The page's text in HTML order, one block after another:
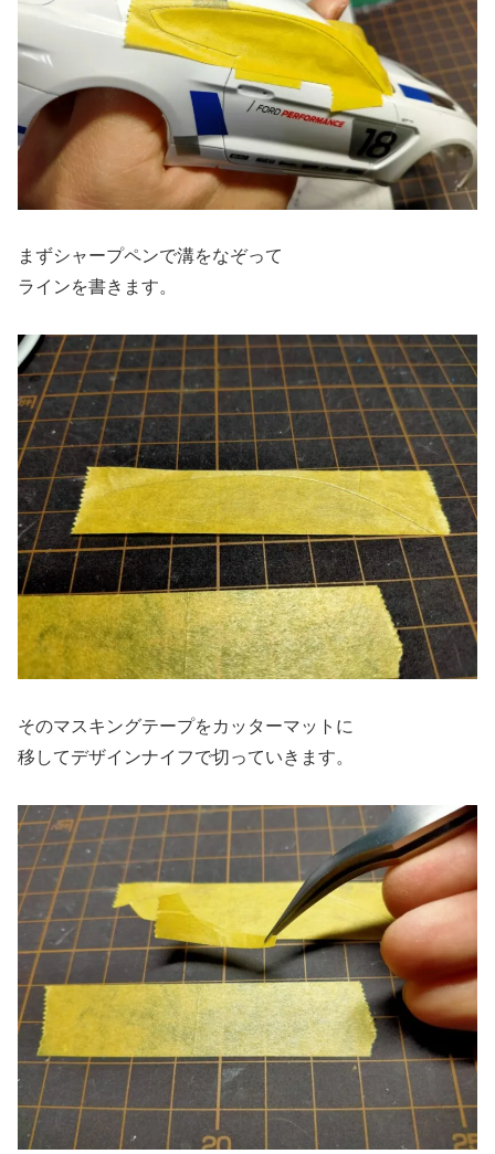
まずシャープペンで溝をなぞって
ラインを書きます。
そのマスキングテープをカッターマットに
移してデザインナイフで切っていきます。